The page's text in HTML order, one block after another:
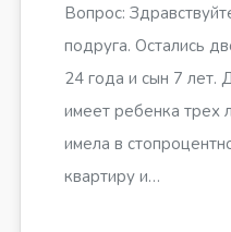
Вопрос:
подруга. Остались
24 года и сын 7 лет.
имеет ребенка трех
имела в
квартиру и…